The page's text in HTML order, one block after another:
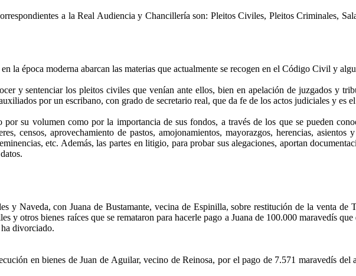
a la Real Audiencia y Chancillería son: Pleitos Civiles, Pleitos Criminales,
la época moderna abarcan las materias que actualmente se recogen en el Código Civil y
y sentenciar los pleitos civiles que venían ante ellos, bien en apelación de juzgados y
por un escribano, con grado de secretario real, que da fe de los actos judiciales y es
su volumen como por la importancia de sus fondos, a través de los que se pueden
censos, aprovechamiento de pastos, amojonamientos, mayorazgos, herencias,
etc. Además, las partes en litigio, para probar sus alegaciones, aportan
y Naveda, con Juana de Bustamante, vecina de Espinilla, sobre restitución de la venta
y otros bienes raíces que se remataron para hacerle pago a Juana de 100.000 maravedís
divorciado.
en bienes de Juan de Aguilar, vecino de Reinosa, por el pago de 7.571 maravedís